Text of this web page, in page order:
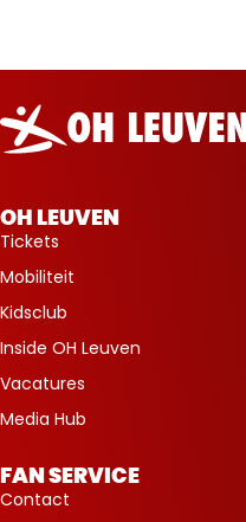
Oud-
Heverlee
Leuven
OH LEUVEN
Tickets
Mobiliteit
Kidsclub
Inside OH Leuven
Vacatures
Media Hub
FAN SERVICE
Contact